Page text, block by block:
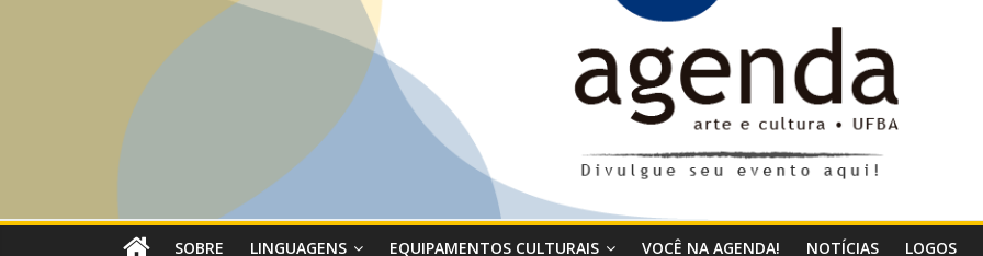
SOBRE LINGUAGENS EQUIPAMENTOS CULTURAIS VOCÊ NA AGENDA! NOTÍCIAS LOGOS